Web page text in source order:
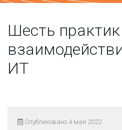
Шесть
ИТ
Опубликовано 4 мая 2022